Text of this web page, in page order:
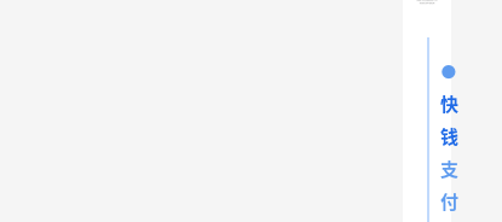
●
快
钱
支
付